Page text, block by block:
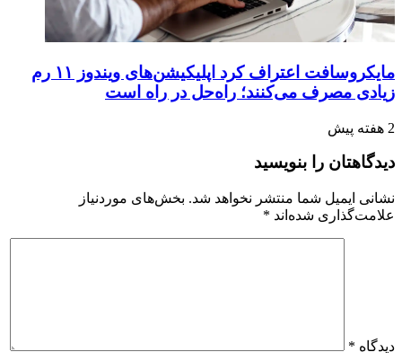
مایکروسافت اعتراف کرد اپلیکیشن‌های ویندوز ۱۱ رم
زیادی مصرف می‌کنند؛ راه‌حل در راه است
2 هفته پیش
دیدگاهتان را بنویسید
نشانی ایمیل شما منتشر نخواهد شد. بخش‌های موردنیاز
علامت‌گذاری شده‌اند *
دیدگاه *